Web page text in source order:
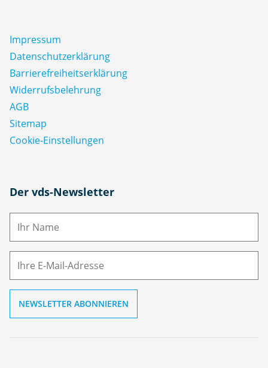
Impressum
Datenschutz­erklärung
Barrierefreiheitserklärung
Widerrufsbelehrung
AGB
Sitemap
Cookie-Einstellungen
Der vds-Newsletter
N
M